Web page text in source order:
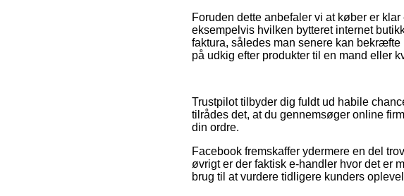
Foruden dette anbefaler vi at køber er
eksempelvis hvilken bytteret internet
faktura, således man senere kan
på udkig efter produkter til en mand eller
Trustpilot tilbyder dig fuldt ud habile
tilrådes det, at du gennemsøger online
din ordre.
Facebook fremskaffer ydermere en del
øvrigt er der faktisk e-handler hvor det er
brug til at vurdere tidligere kunders